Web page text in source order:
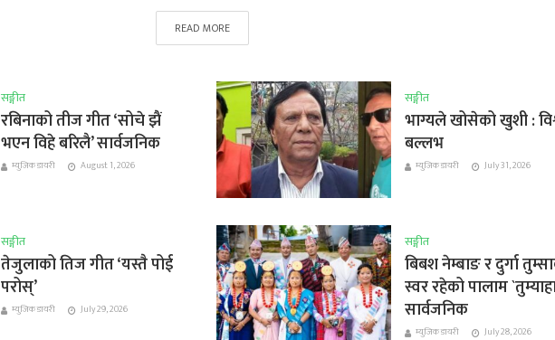
READ MORE
सङ्गीत
रबिनाको तीज गीत ‘सोचे झैं
भएन विहे बरिलै’ सार्वजनिक
म्युजिक डायरी August 1, 2026
सङ्गीत
भाग्यले खोसेको खुशी :
बल्लभ
म्युजिक डायरी July 31, 2026
सङ्गीत
तेजुलाको तिज गीत ‘यस्तै पोई
परोस्’
म्युजिक डायरी July 29, 2026
सङ्गीत
बिबश नेम्बाङ र दुर्गा
स्वर रहेको पालाम
सार्वजनिक
म्युजिक डायरी July 28, 2026